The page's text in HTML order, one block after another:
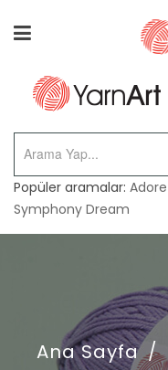
Popüler aramalar: Adore
Symphony Dream
Ana Sayfa /